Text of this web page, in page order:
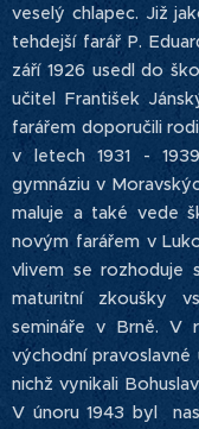
veselý chlapec. Již
tehdejší farář P.
září 1926 usedl do
učitel František
farářem doporučili
v letech 1931 -
gymnáziu v
maluje a také vede
novým farářem v
vlivem se rozhoduje
maturitní zkoušky
semináře v Brně. V
východní
nichž vynikali
V únoru 1943 byl